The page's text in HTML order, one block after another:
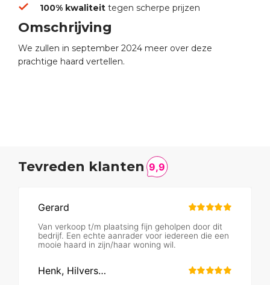
100% kwaliteit tegen scherpe prijzen
Omschrijving
We zullen in september 2024 meer over deze
prachtige haard vertellen.
Tevreden klanten